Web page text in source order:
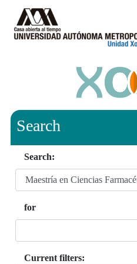
Search
Search:
for
Current filters: